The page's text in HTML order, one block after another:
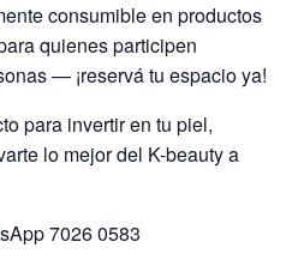
consumible en productos
quienes participen
— ¡reservá tu espacio ya!
para invertir en tu piel,
lo mejor del K-beauty a
7026 0583